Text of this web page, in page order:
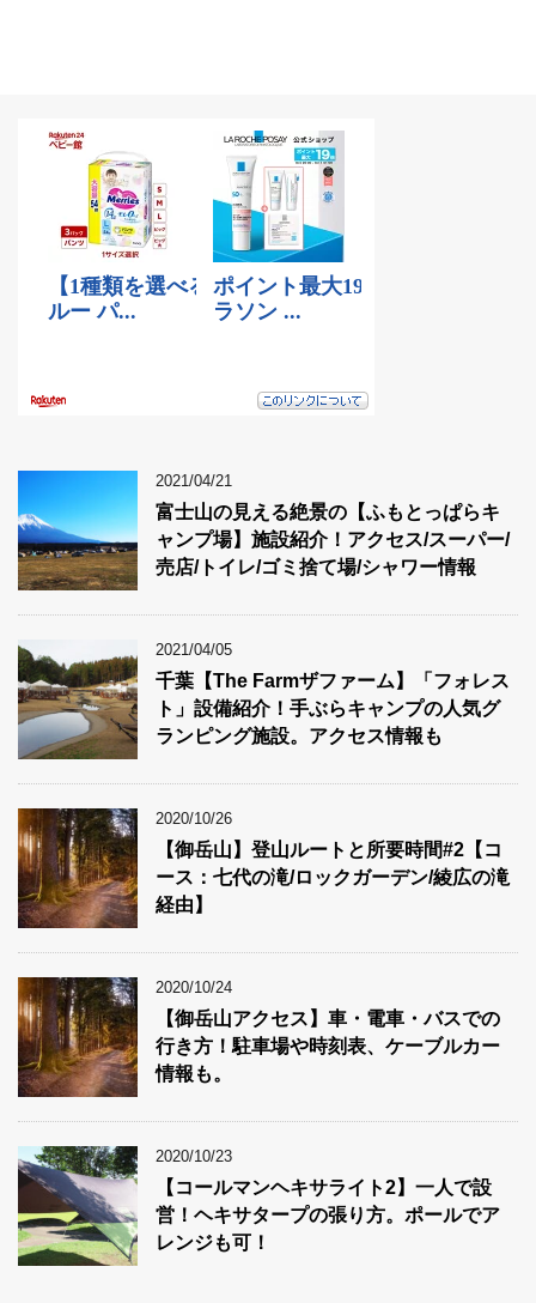
2021/04/21
富士山の見える絶景の【ふもとっぱらキ
ャンプ場】施設紹介！アクセス/スーパー/
売店/トイレ/ゴミ捨て場/シャワー情報
2021/04/05
千葉【The Farmザファーム】「フォレス
ト」設備紹介！手ぶらキャンプの人気グ
ランピング施設。アクセス情報も
2020/10/26
【御岳山】登山ルートと所要時間#2【コ
ース：七代の滝/ロックガーデン/綾広の滝
経由】
2020/10/24
【御岳山アクセス】車・電車・バスでの
行き方！駐車場や時刻表、ケーブルカー
情報も。
2020/10/23
【コールマンヘキサライト2】一人で設
営！ヘキサタープの張り方。ポールでア
レンジも可！